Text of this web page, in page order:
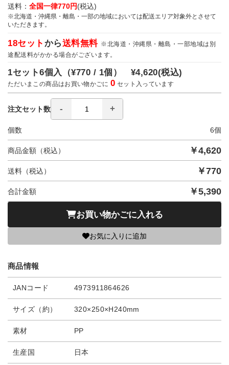
送料： 全国一律770円(税込)
※北海道・沖縄県・離島・一部の地域においては配送エリア対象外とさせて
いただきます。
18セット から送料無料 ※北海道・沖縄県・離島・一部地域は別
途配送料がかかる場合がございます。
1セット6個入（¥770 / 1個） ¥4,620(税込)
ただいまこの商品はお買い物かごに0 セット入っています
注文セット数
個数 6個
商品金額（税込） ￥4,620
送料（税込） ￥770
合計金額 ￥5,390
お買い物かごに入れる
お気に入りに追加
商品情報
JANコード 4973911864626
サイズ（約） 320×250×H240mm
素材 PP
生産国 日本